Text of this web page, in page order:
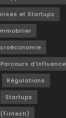
et Startups
Parcours d’Influence
Régulations
Startups